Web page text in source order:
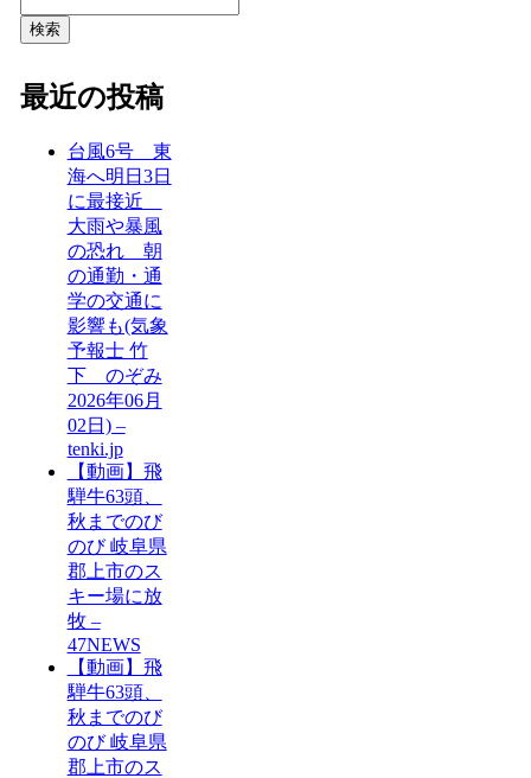
検索
最近の投稿
台風6号 東
海へ明日3日
に最接近
大雨や暴風
の恐れ 朝
の通勤・通
学の交通に
影響も(気象
予報士 竹
下 のぞみ
2026年06月
02日) –
tenki.jp
【動画】飛
騨牛63頭、
秋までのび
のび 岐阜県
郡上市のス
キー場に放
牧 –
47NEWS
【動画】飛
騨牛63頭、
秋までのび
のび 岐阜県
郡上市のス